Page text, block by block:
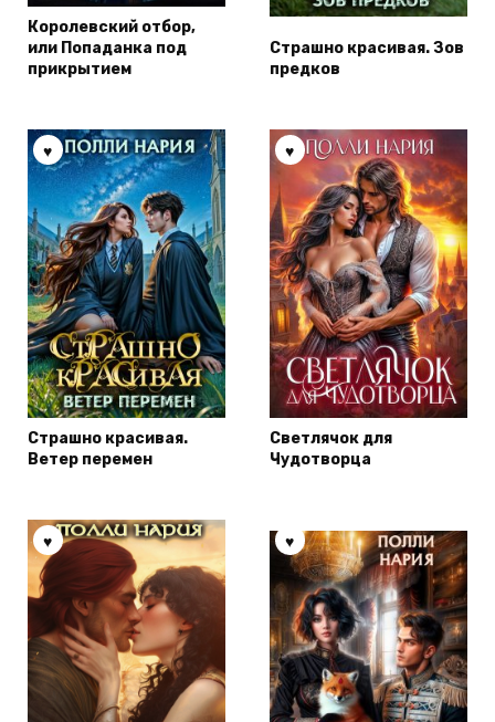
Королевский отбор,
или Попаданка под
прикрытием
Страшно красивая. Зов
предков
Страшно красивая.
Ветер перемен
Светлячок для
Чудотворца